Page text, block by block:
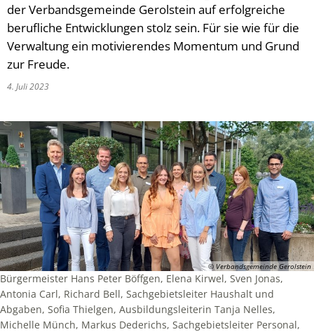
der Verbandsgemeinde Gerolstein auf erfolgreiche
berufliche Entwicklungen stolz sein. Für sie wie für die
Verwaltung ein motivierendes Momentum und Grund
zur Freude.
4. Juli 2023
© Verbandsgemeinde Gerolstein
Bürgermeister Hans Peter Böffgen, Elena Kirwel, Sven Jonas,
Antonia Carl, Richard Bell, Sachgebietsleiter Haushalt und
Abgaben, Sofia Thielgen, Ausbildungsleiterin Tanja Nelles,
Michelle Münch, Markus Dederichs, Sachgebietsleiter Personal,